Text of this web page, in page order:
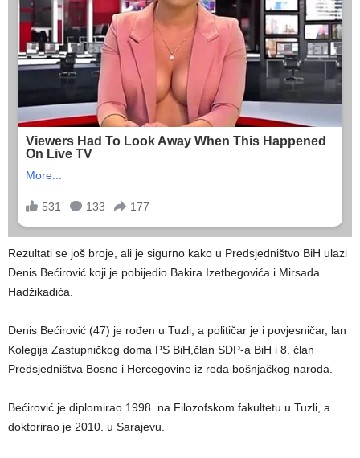
Rezultati se još broje, ali je sigurno kako u Predsjedništvo BiH ulazi
Denis Bećirović koji je pobijedio Bakira Izetbegovića i Mirsada
Hadžikadića.
Denis Bećirović (47) je rođen u Tuzli, a političar je i povjesničar, lan
Kolegija Zastupničkog doma PS BiH,član SDP-a BiH i 8. član
Predsjedništva Bosne i Hercegovine iz reda bošnjačkog naroda.
Bećirović je diplomirao 1998. na Filozofskom fakultetu u Tuzli, a
doktorirao je 2010. u Sarajevu.